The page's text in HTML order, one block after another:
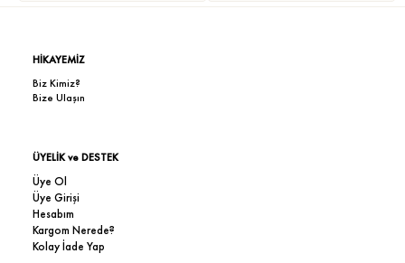
HİKAYEMİZ
Biz Kimiz?
Bize Ulaşın
ÜYELİK ve DESTEK
Üye Ol
Üye Girişi
Hesabım
Kargom Nerede?
Kolay İade Yap